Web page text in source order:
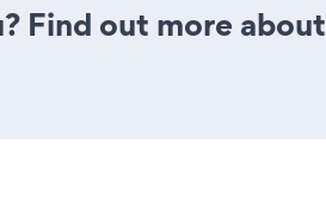
Find out more